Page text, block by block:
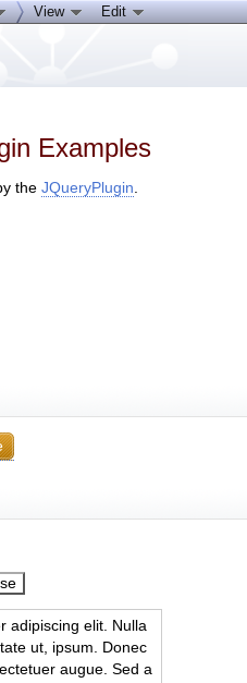
Examples
theJQueryPlugin
adipiscing elit. Nulla
ut, ipsum. Donec
augue. Sed a
View Edit